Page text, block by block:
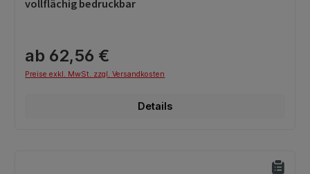
vollflächig bedruckbar
ab 62,56 €
Preise exkl. MwSt. zzgl. Versandkosten
Details